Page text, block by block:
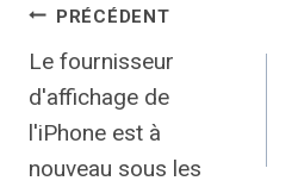
Navigation
de
l’article
PRÉCÉDENT
Le fournisseur
d'affichage de
l'iPhone est à
nouveau sous les